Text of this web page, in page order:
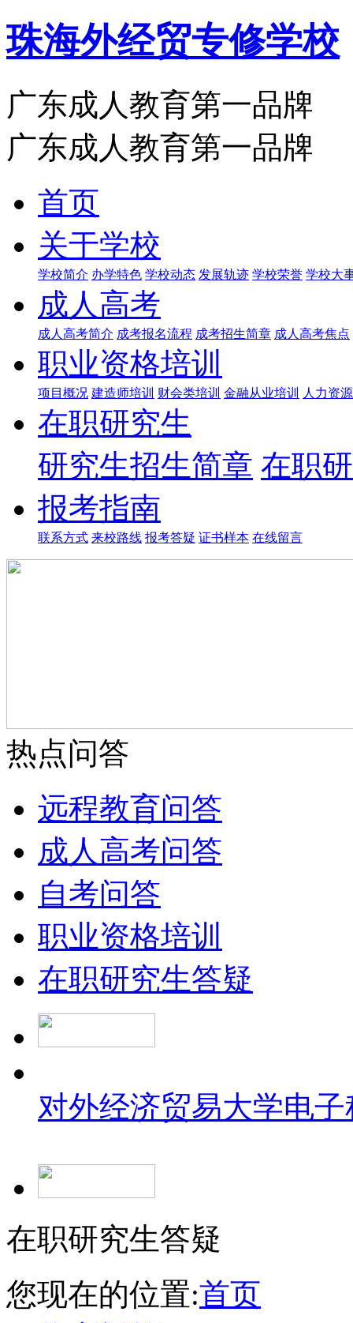
珠海外经贸专修学校
广东成人教育第一品牌
广东成人教育第一品牌
首页
关于学校
学校简介 办学特色 学校动态 发展轨迹 学校荣誉 学校大
成人高考
成人高考简介 成考报名流程 成考招生简章 成人高考焦点
职业资格培训
项目概况 建造师培训 财会类培训 金融从业培训 人力资
在职研究生
研究生招生简章 在职
报考指南
联系方式 来校路线 报考答疑 证书样本 在线留言
热点问答
远程教育问答
成人高考问答
自考问答
职业资格培训
在职研究生答疑
对外经济贸易大学电
在职研究生答疑
您现在的位置:首页